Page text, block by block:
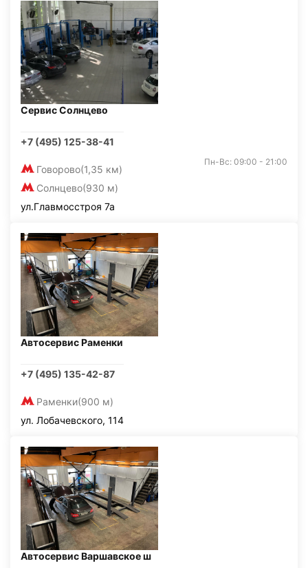
Сервис Солнцево
+7 (495) 125-38-41
Говорово(1,35 км)
Солнцево(930 м)
Пн-Вс: 09:00 - 21:00
ул.Главмосстроя 7а
Автосервис Раменки
+7 (495) 135-42-87
Раменки(900 м)
ул. Лобачевского, 114
Автосервис Варшавское ш